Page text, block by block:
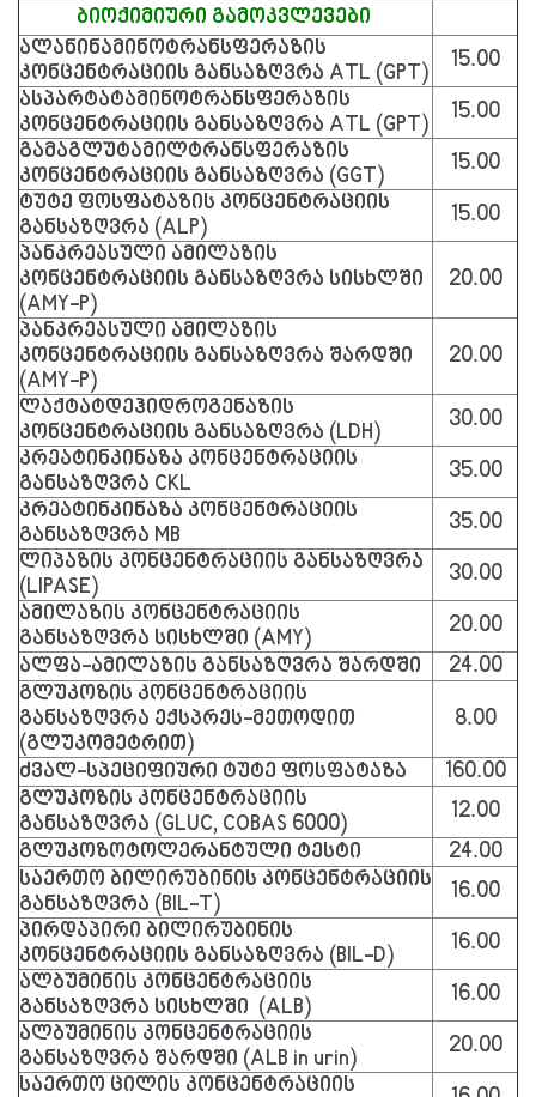
ბიოქიმიური გამოკვლევები
ალანინამინოტრანსფერაზის
კონცენტრაციის განსაზღვრა ATL (GPT)
15.00
ასპარტატამინოტრანსფერაზის
კონცენტრაციის განსაზღვრა ATL (GPT)
15.00
გამაგლუტამილტრანსფერაზის
კონცენტრაციის განსაზღვრა (GGT)
15.00
ტუტე ფოსფატაზის კონცენტრაციის
განსაზღვრა (ALP)
15.00
პანკრეასული ამილაზის
კონცენტრაციის განსაზღვრა სისხლში
(AMY-P)
20.00
პანკრეასული ამილაზის
კონცენტრაციის განსაზღვრა შარდში
(AMY-P)
20.00
ლაქტატდეჰიდროგენაზის
კონცენტრაციის განსაზღვრა (LDH)
30.00
კრეატინკინაზა კონცენტრაციის
განსაზღვრა CKL
35.00
კრეატინკინაზა კონცენტრაციის
განსაზღვრა MB
35.00
ლიპაზის კონცენტრაციის განსაზღვრა
(LIPASE)
30.00
ამილაზის კონცენტრაციის
განსაზღვრა სისხლში (AMY)
20.00
ალფა-ამილაზის განსაზღვრა შარდში
24.00
გლუკოზის კონცენტრაციის
განსაზღვრა ექსპრეს-მეთოდით
(გლუკომეტრით)
8.00
ძვალ-სპეციფიური ტუტე ფოსფატაზა
160.00
გლუკოზის კონცენტრაციის
განსაზღვრა (GLUC, COBAS 6000)
12.00
გლუკოზოტოლერანტული ტესტი
24.00
საერთო ბილირუბინის კონცენტრაციის
განსაზღვრა (BIL-T)
16.00
პირდაპირი ბილირუბინის
კონცენტრაციის განსაზღვრა (BIL-D)
16.00
ალბუმინის კონცენტრაციის
განსაზღვრა სისხლში (ALB)
16.00
ალბუმინის კონცენტრაციის
განსაზღვრა შარდში (ALB in urin)
20.00
საერთო ცილის კონცენტრაციის